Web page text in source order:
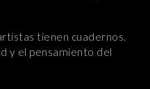
tienen cuadernos.
y el pensamiento del